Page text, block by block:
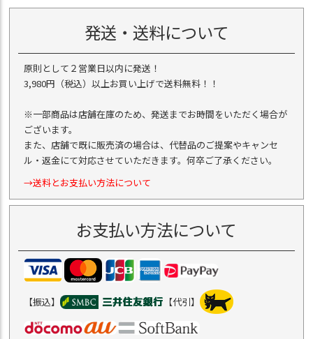
発送・送料について
原則として２営業日以内に発送！
3,980円（税込）以上お買い上げで送料無料！！
※一部商品は店舗在庫のため、発送までお時間をいただく場合が
ございます。
また、店舗で既に販売済の場合は、代替品のご提案やキャンセ
ル・返金にて対応させていただきます。何卒ご了承ください。
→送料とお支払い方法について
お支払い方法について
【振込】 【代引】